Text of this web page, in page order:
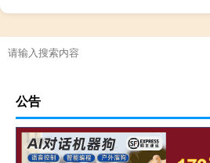
公告